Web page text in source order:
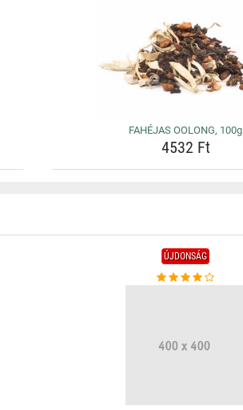
FAHÉJAS OOLONG, 100g
4532 Ft
ÚJDONSÁG